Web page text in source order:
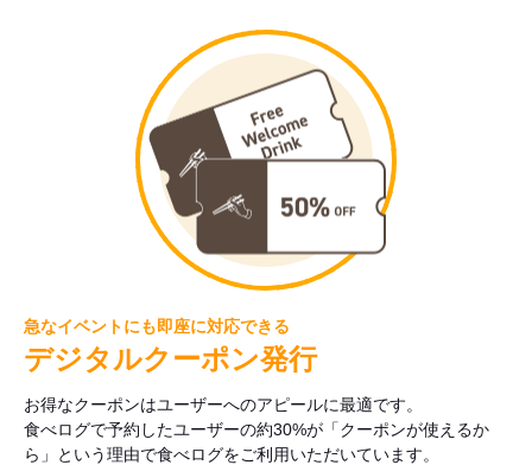
急なイベントにも即座に対応できる
デジタルクーポン発行
お得なクーポンはユーザーへのアピールに最適です。
食べログで予約したユーザーの約30%が「クーポンが使えるか
ら」という理由で食べログをご利用いただいています。